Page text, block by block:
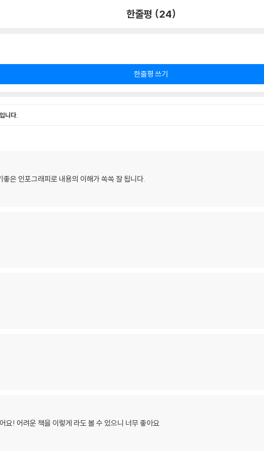
한줄평 (24)
한줄평 쓰기
니다.
은 인포그래피로 내용의 이해가 쏙쏙 잘 됩니다.
요! 어려운 책을 이렇게 라도 볼 수 있으니 너무 좋아요